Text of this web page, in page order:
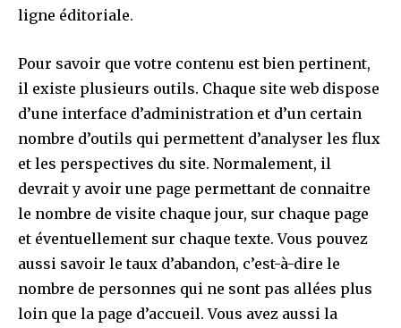
ligne éditoriale.
Pour savoir que votre contenu est bien pertinent,
il existe plusieurs outils. Chaque site web dispose
d’une interface d’administration et d’un certain
nombre d’outils qui permettent d’analyser les flux
et les perspectives du site. Normalement, il
devrait y avoir une page permettant de connaitre
le nombre de visite chaque jour, sur chaque page
et éventuellement sur chaque texte. Vous pouvez
aussi savoir le taux d’abandon, c’est-à-dire le
nombre de personnes qui ne sont pas allées plus
loin que la page d’accueil. Vous avez aussi la